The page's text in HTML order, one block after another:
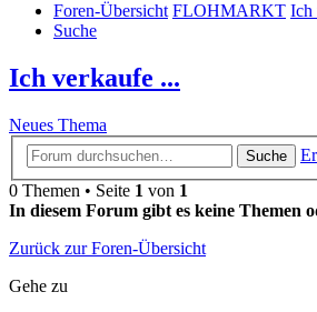
Foren-Übersicht FLOHMARKT Ich
Suche
Ich verkaufe ...
Neues Thema
Suche
0 Themen • Seite 1 von 1
In diesem Forum gibt es keine Themen
Zurück zur Foren-Übersicht
Gehe zu